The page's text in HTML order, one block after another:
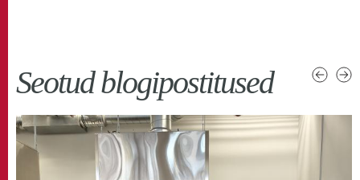
Seotud blogipostitused